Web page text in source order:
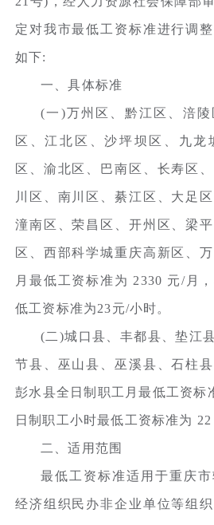
定对我市最低工资标准进行调
如下:
一、具体标准
(一)万州区、黔江区、涪
区、江北区、沙坪坝区、九龙
区、渝北区、巴南区、长寿区
川区、南川区、綦江区、大足
潼南区、荣昌区、开州区、梁
区、西部科学城重庆高新区、
月最低工资标准为 2330 元/月
低工资标准为23元/小时。
(二)城口县、丰都县、垫江
节县、巫山县、巫溪县、石柱
彭水县全日制职工月最低工资标
日制职工小时最低工资标准为 22
二、适用范围
最低工资标准适用于重庆
经济组织民办非企业单位等组